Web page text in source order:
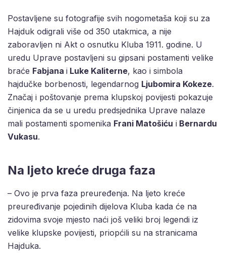
Postavljene su fotografije svih nogometaša koji su za
Hajduk odigrali više od 350 utakmica, a nije
zaboravljen ni Akt o osnutku Kluba 1911. godine. U
uredu Uprave postavljeni su gipsani postamenti velike
braće Fabjana i Luke Kaliterne, kao i simbola
hajdučke borbenosti, legendarnog Ljubomira Kokeze.
Značaj i poštovanje prema klupskoj povijesti pokazuje
činjenica da se u uredu predsjednika Uprave nalaze
mali postamenti spomenika Frani Matošiću i Bernardu
Vukasu.
Na ljeto kreće druga faza
– Ovo je prva faza preuređenja. Na ljeto kreće
preuređivanje pojedinih dijelova Kluba kada će na
zidovima svoje mjesto naći još veliki broj legendi iz
velike klupske povijesti, priopćili su na stranicama
Hajduka.